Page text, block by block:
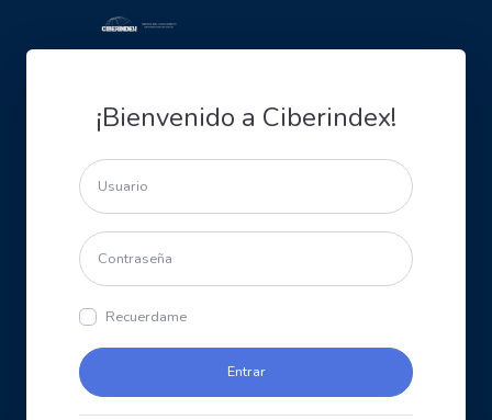
¡Bienvenido a Ciberindex!
Recuerdame